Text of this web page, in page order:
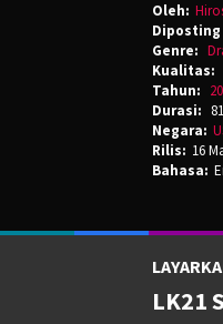
Oleh:
Diposting
Genre:
Kualitas:
Tahun:
Durasi:
Negara:
Rilis: 16
Bahasa:
LK21